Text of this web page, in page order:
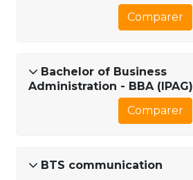
Comparer
Bachelor of Business
Administration - BBA (IPAG)
Comparer
BTS communication